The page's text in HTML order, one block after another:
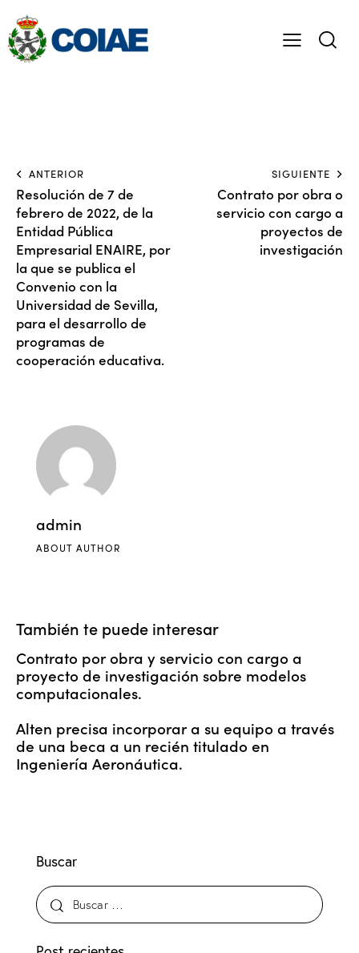
ANTERIOR
Resolución de 7 de
febrero de 2022, de la
Entidad Pública
Empresarial ENAIRE, por
la que se publica el
Convenio con la
Universidad de Sevilla,
para el desarrollo de
programas de
cooperación educativa.
SIGUIENTE
Contrato por obra o
servicio con cargo a
proyectos de
investigación
admin
ABOUT AUTHOR
También te puede interesar
Contrato por obra y servicio con cargo a
proyecto de investigación sobre modelos
computacionales.
Alten precisa incorporar a su equipo a través
de una beca a un recién titulado en
Ingeniería Aeronáutica.
Buscar